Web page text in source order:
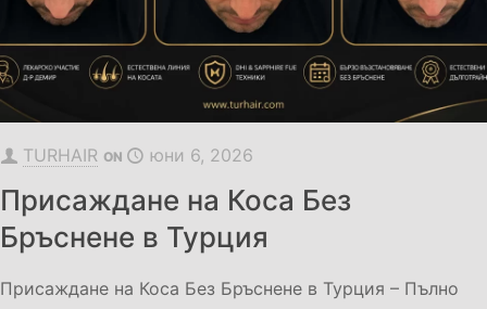
TURHAIR ON юни 6, 2026
Присаждане на Коса Без
Бръснене в Турция
Присаждане на Коса Без Бръснене в Турция – Пълно